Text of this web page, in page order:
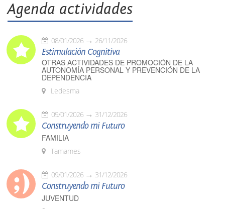
Agenda actividades
08/01/2026 26/11/2026
Estimulación Cognitiva
OTRAS ACTIVIDADES DE PROMOCIÓN DE LA
AUTONOMÍA PERSONAL Y PREVENCIÓN DE LA
DEPENDENCIA
Ledesma
09/01/2026 31/12/2026
Construyendo mi Futuro
FAMILIA
Tamames
09/01/2026 31/12/2026
Construyendo mi Futuro
JUVENTUD